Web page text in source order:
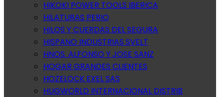
HIKOKI POWER TOOLS IBERICA
HILATURAS PERIO
HILOS Y CUERDAS DEL SEGURA
HISPANO INDUSTRIAS SVELT
HNOS. ALFONSO Y JOSE SANZ
HOGAR GRANDES CLIENTES
HOZELOCK EXEL SAS
HUGWORLD INTERNACIONAL DISTRIB